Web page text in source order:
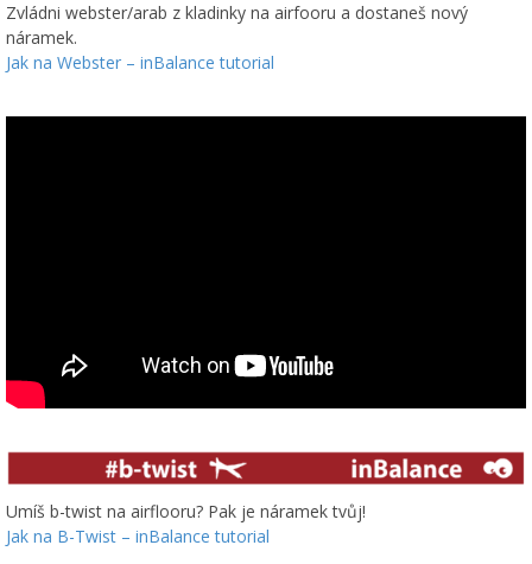
Zvládni webster/arab z kladinky na airfooru a dostaneš nový
náramek.
Jak na Webster – inBalance tutorial
Umíš b-twist na airflooru? Pak je náramek tvůj!
Jak na B-Twist – inBalance tutorial